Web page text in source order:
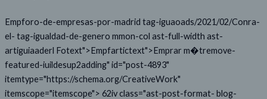
Empforo-de-empresas-por-madrid tag-iguaoads/2021/02/Conra-
el- tag-igualdad-de-genero mmon-col ast-full-width ast-
artiguiaaderl Fotext">Empfartictext">Emprar m�tremove-
featured-iuildesup2adding" id="post-4893"
itemtype="https://schema.org/CreativeWork"
itemscope="itemscope"> 62iv class="ast-post-format- blog-